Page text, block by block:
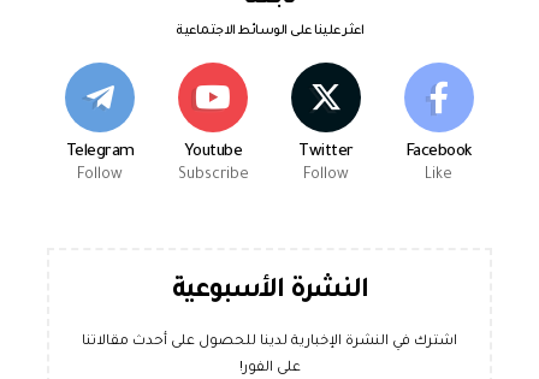
اعثر علينا على الوسائط الاجتماعية
Facebook
Like
Twitter
Follow
Youtube
Subscribe
Telegram
Follow
النشرة الأسبوعية
اشترك في النشرة الإخبارية لدينا للحصول على أحدث مقالاتنا
على الفور!